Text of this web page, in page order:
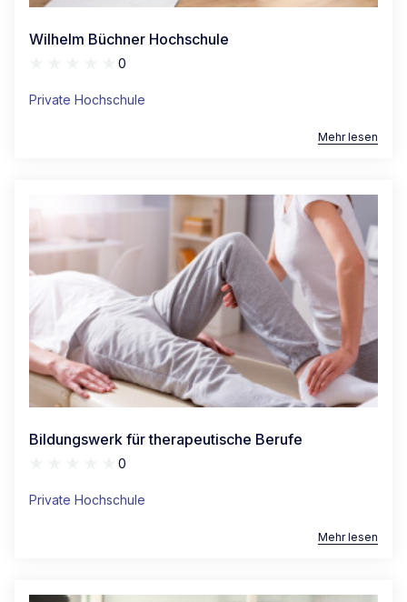
Wilhelm Büchner Hochschule
0
Private Hochschule
Mehr lesen
Bildungswerk für therapeutische Berufe
0
Private Hochschule
Mehr lesen